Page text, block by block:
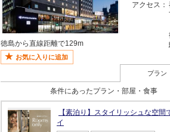
アクセス
徳島から直線距離で129m
お気に入りに追加
プラン
条件にあったプラン・部屋・食事
【素泊り】スタイリッシュな空間
イ